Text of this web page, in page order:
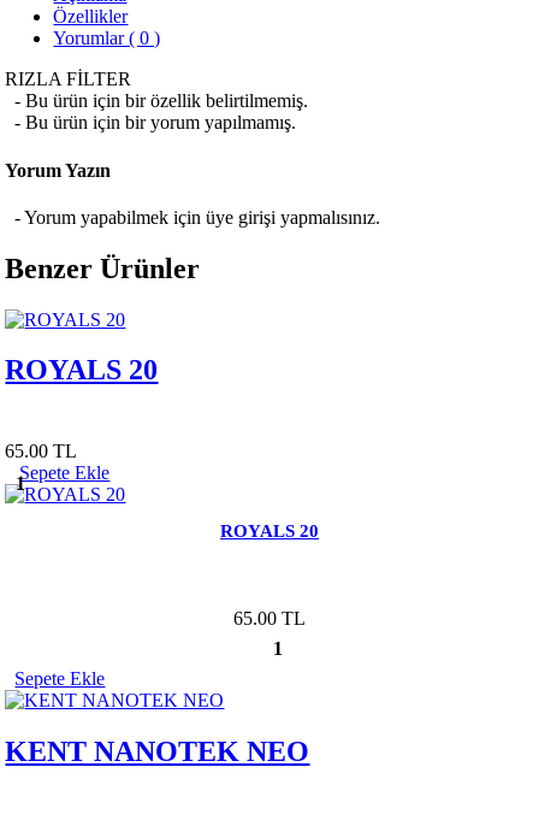
Özellikler
Yorumlar ( 0 )
RIZLA FİLTER
- Bu ürün için bir özellik belirtilmemiş.
- Bu ürün için bir yorum yapılmamış.
Yorum Yazın
- Yorum yapabilmek için üye girişi yapmalısınız.
Benzer Ürünler
ROYALS 20
65.00 TL
1
Sepete Ekle
ROYALS 20
65.00 TL
1
Sepete Ekle
KENT NANOTEK NEO